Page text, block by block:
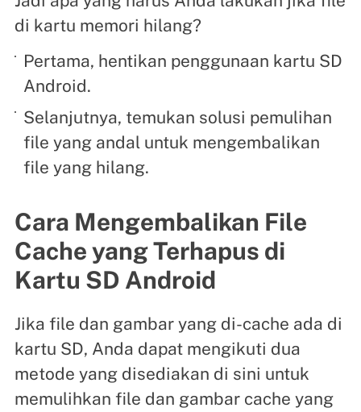
di kartu memori hilang?
Pertama, hentikan penggunaan kartu SD
Android.
Selanjutnya, temukan solusi pemulihan
file yang andal untuk mengembalikan
file yang hilang.
Cara Mengembalikan File
Cache yang Terhapus di
Kartu SD Android
Jika file dan gambar yang di-cache ada di
kartu SD, Anda dapat mengikuti dua
metode yang disediakan di sini untuk
memulihkan file dan gambar cache yang